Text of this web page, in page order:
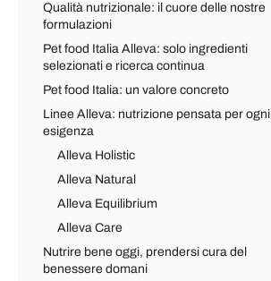
Qualità nutrizionale: il cuore delle nostre
formulazioni
Pet food Italia Alleva: solo ingredienti
selezionati e ricerca continua
Pet food Italia: un valore concreto
Linee Alleva: nutrizione pensata per ogni
esigenza
Alleva Holistic
Alleva Natural
Alleva Equilibrium
Alleva Care
Nutrire bene oggi, prendersi cura del
benessere domani